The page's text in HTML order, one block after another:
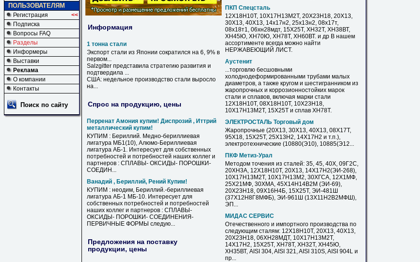
ПОЛЬЗОВАТЕЛЯМ
Регистрация
<<
Подписка
Вопросы FAQ
Разделы
Информеры
Выставки
Реклама
О компании
Контакты
Поиск по сайту
Информация
1 тонна стали
Экспорт стали из Японии сократился на 6, 9% в
первом...
Salzgitter представила стратегию развития и
подтвердила ...
США: недельное производство стали выросло
на...
Спрос на продукцию, цены
Перренат Амония купим! Диспрозий , Иттрий
металлический купим!
КУПИМ : Бериллий. Медно-бериллиевая
лигатура МБ1(10), Алюмо-Бериллиевая
лигатура АБ-1. Интересует для собственных
потребностей и потребностей наших коллег и
партнеров : СПЛАВЫ- ОКСИДЫ- ПОРОШКИ-
СОЕДИН...
Ванадий , Бериллий, Рений Купим!
КУПИМ : неодим, Бериллий.-бериллиевая
лигатура АБ-1 МБ-10. Интересует для
собственных потребностей и потребностей
наших коллег и партнеров : СПЛАВЫ-
ОКСИДЫ- ПОРОШКИ- СОЕДИНЕНИЯ-
ПЕРВИЧНЫЕ ФОРМЫ следую...
Предложения на поставку
продукции, цены
ПКП Спецсталь
12Х18Н10Т, 10Х17Н13М2Т, 20Х23Н18, 20Х13,
30Х13, 40Х13, 14х17н2, 25х13н2, 08х17т,
08х18т1, 06хн28мдт, 15Х25Т, ХН32Т, ХН38ВТ,
ХН45Ю, ХН70Ю, ХН78Т, ХН60ВТ. и др В нашем
ассортименте всегда можно найти
НЕРЖАВЕЮЩИЙ ЛИСТ.
Аустенит
...торговлю бесшовными
холоднодеформированными трубами малых
диаметров, а также кругом и шестигранником из
жаропрочных и коррозионностойких марок
стали и сплавов, включая марки стали
12Х18Н10Т, 08Х18Н10Т, 10Х23Н18,
10Х17Н13М2Т, 15Х25Т и сплав ХН78Т.
ЭЛЕКТРОСТАЛЬ Торговый дом
Жаропрочные (20Х13, 30Х13, 40Х13, 08Х17Т,
95Х18, 15Х25Т, 25Х13Н2, 14Х17Н2 и т.п.),
электротехнические (10880(Э10), 10885(Э12...
ПКФ Метиз-Урал
Методом точения из сталей: 35, 45, 40Х, 09Г2С,
20ХН3А, 12Х18Н10Т, 20Х13, 14Х17Н2(ЭИ-268),
10Х17Н13М2Т, 10Х17Н13М2, 30ХГСА, 12Х1МФ,
25Х21МФ, 30ХМА, 45Х14Н14В2М (ЭИ-69),
20Х23Н18, 09Х16Н4Б, 15Х25Т, ЭИ-481Ш
(37Х12Н8Г8МФБ), ЭИ-961Ш (13Х11Н2В2МФШ),
ЭП...
МИДАС СЕРВИС
Отечественного и импортного производства по
следующим сталям: 12Х18Н10Т, 20Х13, 40Х13,
20Х23Н18, 06ХН28МДТ, 10Х17Н13М2Т,
14Х17Н2, 15Х25Т, ХН78Т, ХН32Т, ХН45Ю,
ХН35ВТ, AISI 304, AISI 321, AISI 310S, AISI 904L и
пр...